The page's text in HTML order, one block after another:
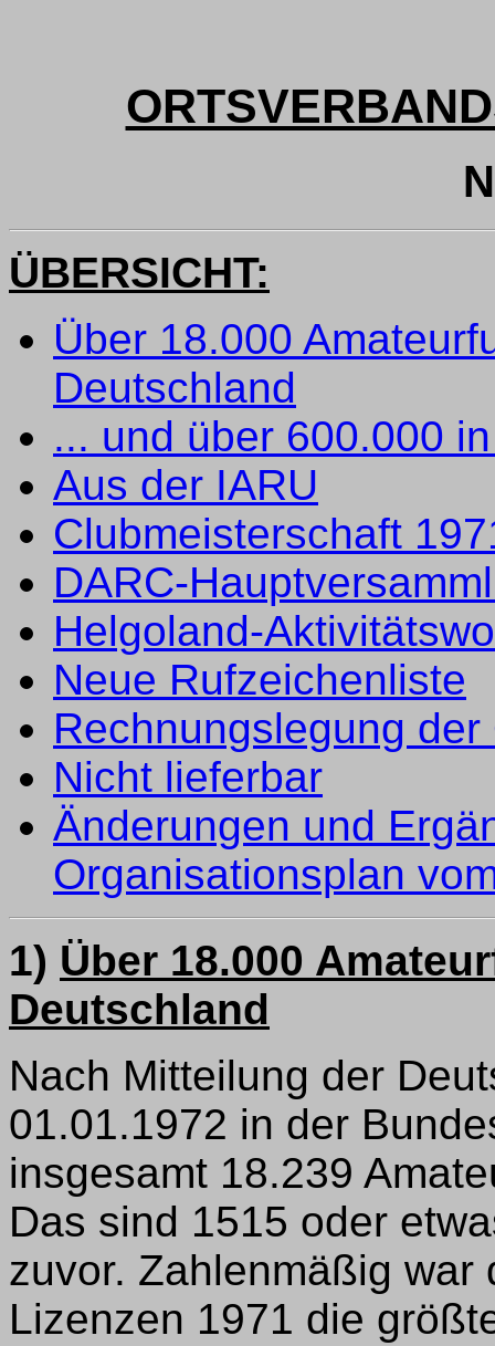
ÜBERSICHT:
Über 18.000
Deutschland
... und über 600.000
Aus der IARU
Clubmeisterschaft
DARC-
Helgoland-
Neue Rufzeichenliste
Rechnungslegung
Nicht lieferbar
Änderungen und
Organisationsplan
1) Über 18.000
Deutschland
Nach Mitteilung der
01.01.1972 in der
insgesamt 18.239
Das sind 1515 oder
zuvor. Zahlenmäßig war
Lizenzen 1971 die